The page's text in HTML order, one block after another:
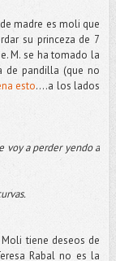
madre es moli que
su princeza de 7
M. se ha tomado la
de pandilla (que no
esto….a los lados
voy a perder yendo a
tiene deseos de
Rabal no es la